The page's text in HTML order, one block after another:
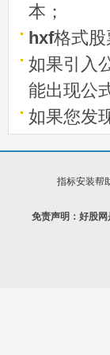
本；
hxf格式
如果引入
能出现公
如果您发
指标安装帮
免责声明：好股